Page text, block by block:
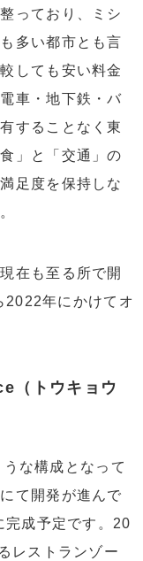
っており、ミシ
多い都市とも言
しても安い料金
車・地下鉄・バ
することなく東
」と「交通」の
足度を保持しな
在も至る所で開
2022年にかけてオ
（トウキョウ
な構成となって
て開発が進んで
完成予定です。20
レストランゾー